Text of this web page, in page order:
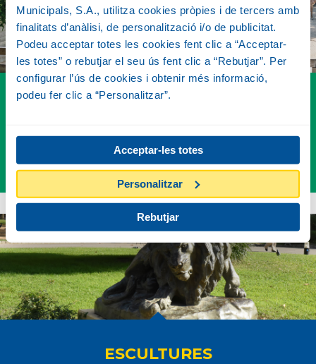
Municipals, S.A., utilitza cookies pròpies i de tercers amb
finalitats d’anàlisi, de personalització i/o de publicitat.
Podeu acceptar totes les cookies fent clic a “Acceptar-
les totes” o rebutjar el seu ús fent clic a “Rebutjar”. Per
configurar l’ús de cookies i obtenir més informació,
podeu fer clic a “Personalitzar”.
Acceptar-les totes
Personalitzar
Rebutjar
VÉS-HI
ESCULTURES